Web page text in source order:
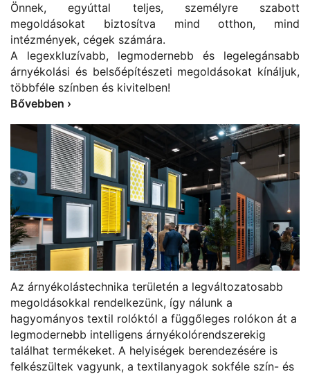
Önnek, egyúttal teljes, személyre szabott
megoldásokat biztosítva mind otthon, mind
intézmények, cégek számára.
A legexkluzívabb, legmodernebb és legelegánsabb
árnyékolási és belsőépítészeti megoldásokat kínáljuk,
többféle színben és kivitelben!
Bővebben ›
Az árnyékolástechnika területén a legváltozatosabb
megoldásokkal rendelkezünk, így nálunk a
hagyományos textil rolóktól a függőleges rolókon át a
legmodernebb intelligens árnyékolórendszerekig
találhat termékeket. A helyiségek berendezésére is
felkészültek vagyunk, a textilanyagok sokféle szín- és